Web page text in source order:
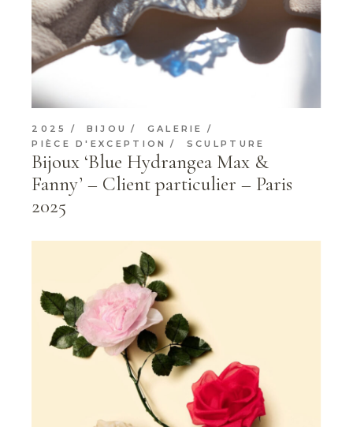
2025 BIJOU
GALERIE
PIÈCE D'EXCEPTION
SCULPTURE
Bijoux ‘Blue Hydrangea Max &
Fanny’ – Client particulier – Paris
2025